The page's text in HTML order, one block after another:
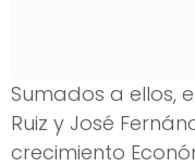
Sumados a ellos,
Ruiz y José
crecimiento